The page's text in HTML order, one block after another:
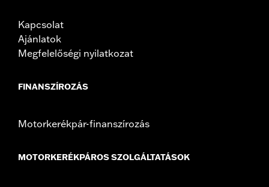
Kapcsolat
Ajánlatok
Megfelelőségi nyilatkozat
FINANSZÍROZÁS
Motorkerékpár-finanszírozás
MOTORKERÉKPÁROS SZOLGÁLTATÁSOK